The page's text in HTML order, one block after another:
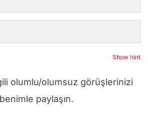
Show hint
olumlu/olumsuz görüşlerinizi
paylaşın.